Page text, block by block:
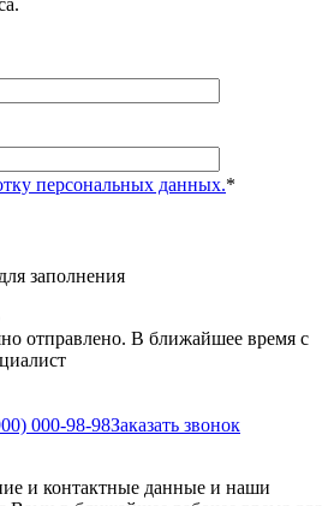
персональных данных.*
заполнения
отправлено. В ближайшее время с
000-98-98Заказать звонок
и контактные данные и наши